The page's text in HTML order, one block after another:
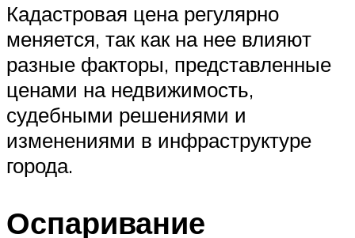
Кадастровая цена регулярно
меняется, так как на нее влияют
разные факторы, представленные
ценами на недвижимость,
судебными решениями и
изменениями в инфраструктуре
города.
Оспаривание